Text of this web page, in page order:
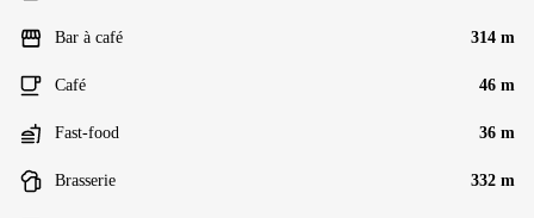
Bar à café 314 m
Café 46 m
Fast-food 36 m
Brasserie 332 m